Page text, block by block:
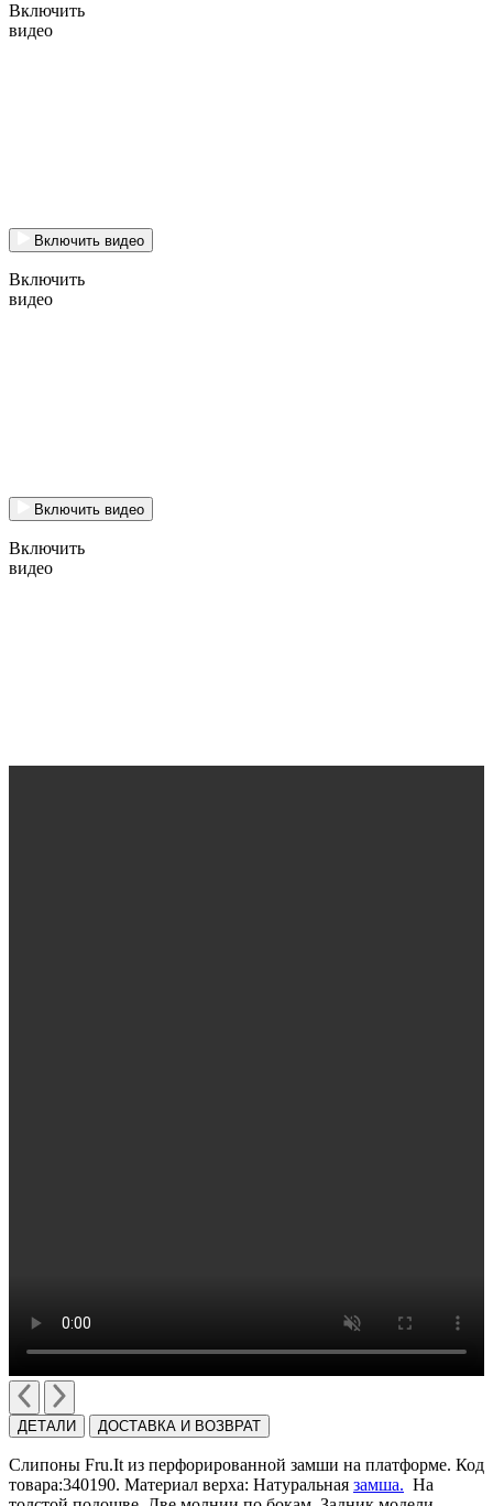
Включить
видео
Включить видео
Включить
видео
Включить видео
Включить
видео
ДЕТАЛИ ДОСТАВКА И ВОЗВРАТ
Слипоны Fru.It из перфорированной замши на платформе. Код
товара:340190. Материал верха: Натуральная замша. На